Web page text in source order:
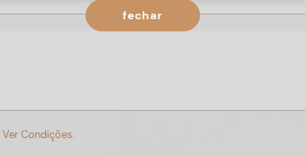
Ver Condições.
fechar